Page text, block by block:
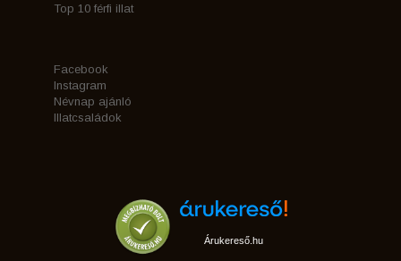
Top 10 férfi illat
Facebook
Instagram
Névnap ajánló
Illatcsaládok
Árukereső.hu